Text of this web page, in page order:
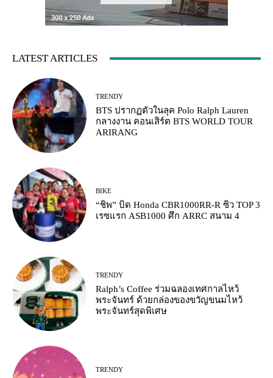
LATEST ARTICLES
TRENDY
BTS ปรากฏตัวในลุค Polo Ralph Lauren
กลางงาน คอนเสิร์ต BTS WORLD TOUR
ARIRANG
BIKE
“ชิพ” บิด Honda CBR1000RR-R ซิว TOP 3
เรซแรก ASB1000 ศึก ARRC สนาม 4
TRENDY
Ralph’s Coffee ร่วมฉลองเทศกาลไหว้
พระจันทร์ ด้วยกล่องของขวัญขนมไหว้
พระจันทร์สุดพิเศษ
TRENDY